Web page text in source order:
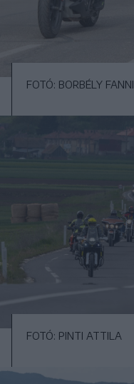
FOTÓ: BORBÉLY FANNI
FOTÓ: PINTI ATTILA